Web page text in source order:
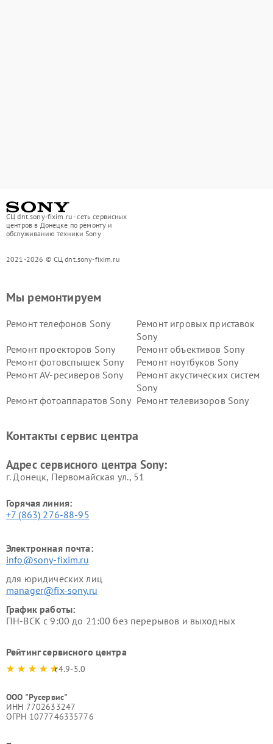
СЦ dnt.sony-fixim.ru - сеть сервисных
центров в Донецке по ремонту и
обслуживанию техники Sony
2021-2026 © СЦ dnt.sony-fixim.ru
Мы ремонтируем
Ремонт телефонов Sony
Ремонт игровых приставок
Sony
Ремонт проекторов Sony
Ремонт объективов Sony
Ремонт фотовспышек Sony
Ремонт ноутбуков Sony
Ремонт AV-ресиверов Sony
Ремонт акустических систем
Sony
Ремонт фотоаппаратов Sony Ремонт телевизоров Sony
Контакты сервис центра
Адрес сервисного центра Sony:
г. Донецк, Первомайская ул., 51
Горячая линия:
+7 (863) 276-88-95
Электронная почта:
info@sony-fixim.ru
для юридических лиц
manager@fix-sony.ru
График работы:
ПН-ВСК с 9:00 до 21:00 без перерывов и выходных
Рейтинг сервисного центра
4.9-5.0
ООО "Русервис"
ИНН 7702633247
ОГРН 1077746335776